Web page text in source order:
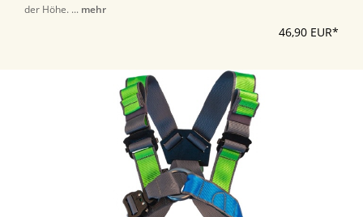
der Höhe. ... mehr
46,90 EUR*